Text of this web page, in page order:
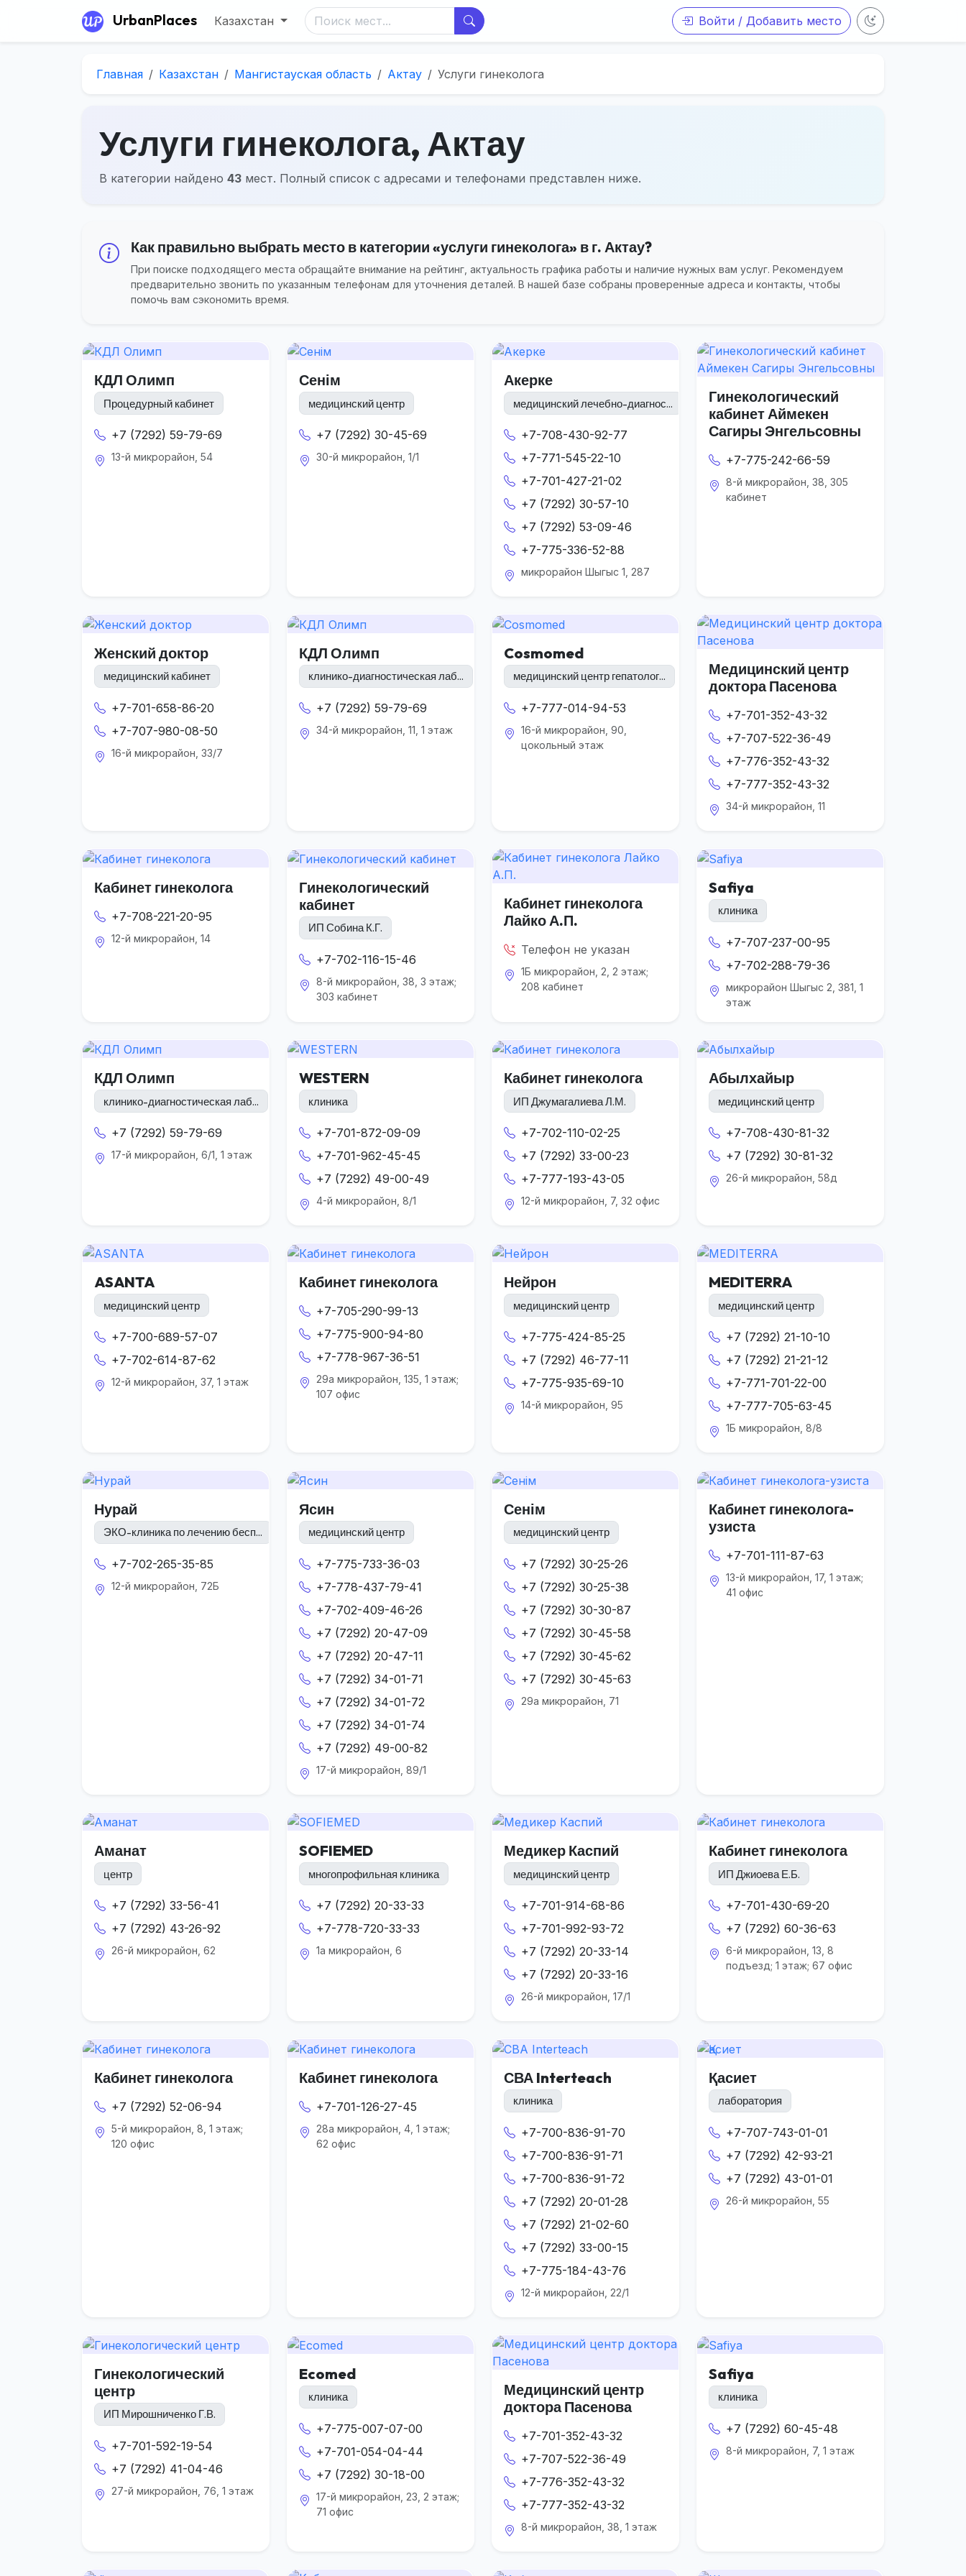
UrbanPlaces Казахстан Войти / Добавить место
Главная Казахстан Мангистауская область Актау Услуги гинеколога
Услуги гинеколога, Актау
В категории найдено 43 мест. Полный список с адресами и телефонами представлен ниже.
Как правильно выбрать место в категории «услуги гинеколога» в г. Актау?
При поиске подходящего места обращайте внимание на рейтинг, актуальность графика работы и наличие нужных вам услуг. Рекомендуем
предварительно звонить по указанным телефонам для уточнения деталей. В нашей базе собраны проверенные адреса и контакты, чтобы
помочь вам сэкономить время.
КДЛ Олимп
Процедурный кабинет
+7 (7292) 59-79-69
13-й микрорайон, 54
Сенім
медицинский центр
+7 (7292) 30-45-69
30-й микрорайон, 1/1
Акерке
медицинский лечебно-диагнос...
+7-708-430-92-77
+7-771-545-22-10
+7-701-427-21-02
+7 (7292) 30-57-10
+7 (7292) 53-09-46
+7-775-336-52-88
микрорайон Шыгыс 1, 287
Гинекологический
кабинет Аймекен
Сагиры Энгельсовны
+7-775-242-66-59
8-й микрорайон, 38, 305
кабинет
Женский доктор
медицинский кабинет
+7-701-658-86-20
+7-707-980-08-50
16-й микрорайон, 33/7
КДЛ Олимп
клинико-диагностическая лаб...
+7 (7292) 59-79-69
34-й микрорайон, 11, 1 этаж
Cosmomed
медицинский центр гепатолог...
+7-777-014-94-53
16-й микрорайон, 90,
цокольный этаж
Медицинский центр
доктора Пасенова
+7-701-352-43-32
+7-707-522-36-49
+7-776-352-43-32
+7-777-352-43-32
34-й микрорайон, 11
Кабинет гинеколога
+7-708-221-20-95
12-й микрорайон, 14
Гинекологический
кабинет
ИП Собина К.Г.
+7-702-116-15-46
8-й микрорайон, 38, 3 этаж;
303 кабинет
Кабинет гинеколога
Лайко А.П.
Телефон не указан
1Б микрорайон, 2, 2 этаж;
208 кабинет
Safiya
клиника
+7-707-237-00-95
+7-702-288-79-36
микрорайон Шыгыс 2, 381, 1
этаж
КДЛ Олимп
клинико-диагностическая лаб...
+7 (7292) 59-79-69
17-й микрорайон, 6/1, 1 этаж
WESTERN
клиника
+7-701-872-09-09
+7-701-962-45-45
+7 (7292) 49-00-49
4-й микрорайон, 8/1
Кабинет гинеколога
ИП Джумагалиева Л.М.
+7-702-110-02-25
+7 (7292) 33-00-23
+7-777-193-43-05
12-й микрорайон, 7, 32 офис
Абылхайыр
медицинский центр
+7-708-430-81-32
+7 (7292) 30-81-32
26-й микрорайон, 58д
ASANTA
медицинский центр
+7-700-689-57-07
+7-702-614-87-62
12-й микрорайон, 37, 1 этаж
Кабинет гинеколога
+7-705-290-99-13
+7-775-900-94-80
+7-778-967-36-51
29а микрорайон, 135, 1 этаж;
107 офис
Нейрон
медицинский центр
+7-775-424-85-25
+7 (7292) 46-77-11
+7-775-935-69-10
14-й микрорайон, 95
MEDITERRA
медицинский центр
+7 (7292) 21-10-10
+7 (7292) 21-21-12
+7-771-701-22-00
+7-777-705-63-45
1Б микрорайон, 8/8
Нурай
ЭКО-клиника по лечению бесп...
+7-702-265-35-85
12-й микрорайон, 72Б
Ясин
медицинский центр
+7-775-733-36-03
+7-778-437-79-41
+7-702-409-46-26
+7 (7292) 20-47-09
+7 (7292) 20-47-11
+7 (7292) 34-01-71
+7 (7292) 34-01-72
+7 (7292) 34-01-74
+7 (7292) 49-00-82
17-й микрорайон, 89/1
Сенім
медицинский центр
+7 (7292) 30-25-26
+7 (7292) 30-25-38
+7 (7292) 30-30-87
+7 (7292) 30-45-58
+7 (7292) 30-45-62
+7 (7292) 30-45-63
29а микрорайон, 71
Кабинет гинеколога-
узиста
+7-701-111-87-63
13-й микрорайон, 17, 1 этаж;
41 офис
Аманат
центр
+7 (7292) 33-56-41
+7 (7292) 43-26-92
26-й микрорайон, 62
SOFIEMED
многопрофильная клиника
+7 (7292) 20-33-33
+7-778-720-33-33
1а микрорайон, 6
Медикер Каспий
медицинский центр
+7-701-914-68-86
+7-701-992-93-72
+7 (7292) 20-33-14
+7 (7292) 20-33-16
26-й микрорайон, 17/1
Кабинет гинеколога
ИП Джиоева Е.Б.
+7-701-430-69-20
+7 (7292) 60-36-63
6-й микрорайон, 13, 8
подъезд; 1 этаж; 67 офис
Кабинет гинеколога
+7 (7292) 52-06-94
5-й микрорайон, 8, 1 этаж;
120 офис
Кабинет гинеколога
+7-701-126-27-45
28а микрорайон, 4, 1 этаж;
62 офис
СВА Interteach
клиника
+7-700-836-91-70
+7-700-836-91-71
+7-700-836-91-72
+7 (7292) 20-01-28
+7 (7292) 21-02-60
+7 (7292) 33-00-15
+7-775-184-43-76
12-й микрорайон, 22/1
Қасиет
лаборатория
+7-707-743-01-01
+7 (7292) 42-93-21
+7 (7292) 43-01-01
26-й микрорайон, 55
Гинекологический
центр
ИП Мирошниченко Г.В.
+7-701-592-19-54
+7 (7292) 41-04-46
27-й микрорайон, 76, 1 этаж
Ecomed
клиника
+7-775-007-07-00
+7-701-054-04-44
+7 (7292) 30-18-00
17-й микрорайон, 23, 2 этаж;
71 офис
Медицинский центр
доктора Пасенова
+7-701-352-43-32
+7-707-522-36-49
+7-776-352-43-32
+7-777-352-43-32
8-й микрорайон, 38, 1 этаж
Safiya
клиника
+7 (7292) 60-45-48
8-й микрорайон, 7, 1 этаж